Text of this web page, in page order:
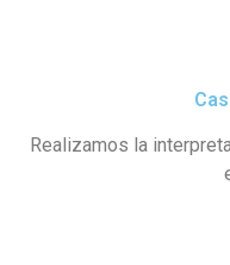
Realizamos la